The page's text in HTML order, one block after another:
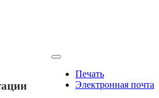
Печать
Электронная почта